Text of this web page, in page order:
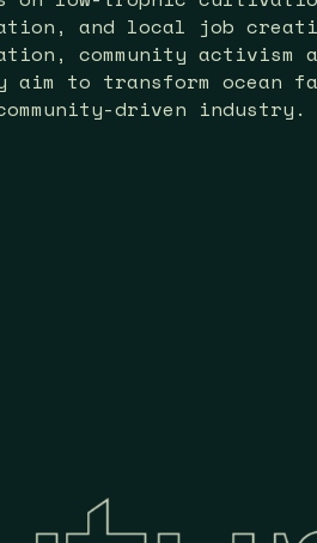
and local job
community activism
aim to transform ocean
driven industry.